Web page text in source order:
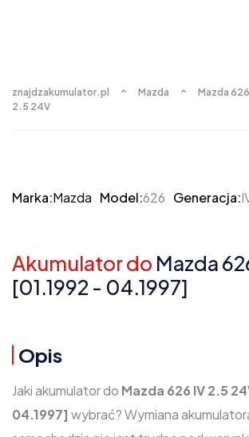
znajdzakumulator.pl Mazda Mazda 626
2.5 24V
Marka:Mazda Model:626 Generacja:
Akumulator do Mazda
[01.1992 - 04.1997]
Opis
Jaki akumulator do Mazda 626 IV 2.5
04.1997] wybrać? Wymiana